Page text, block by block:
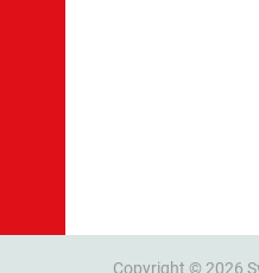
Copyright © 2026